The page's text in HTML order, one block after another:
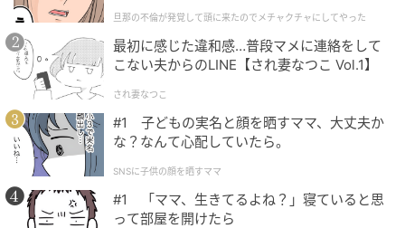
前方視界も良く、手を離さずにさまざまな操作が可能なステア
リングスイッチなどの機能が搭載されており、比較的運転して
いても疲れにくく、高速道路でも安定して走行できると思うか
ら。（54歳/男性）
1位 フォレスター（107票）
クチャにしてやった
旦那の不倫が発覚して頭に来たのでメチャクチャにしてやった
最初に感じた違和感…普段マメに連絡をして
こない夫からのLINE【され妻なつこ Vol.1】
され妻なつこ
#1 子どもの実名と顔を晒すママ、大丈夫か
な？なんて心配していたら。
SNSに子供の顔を晒すママ
#1 「ママ、生きてるよね？」寝ていると思
って部屋を開けたら